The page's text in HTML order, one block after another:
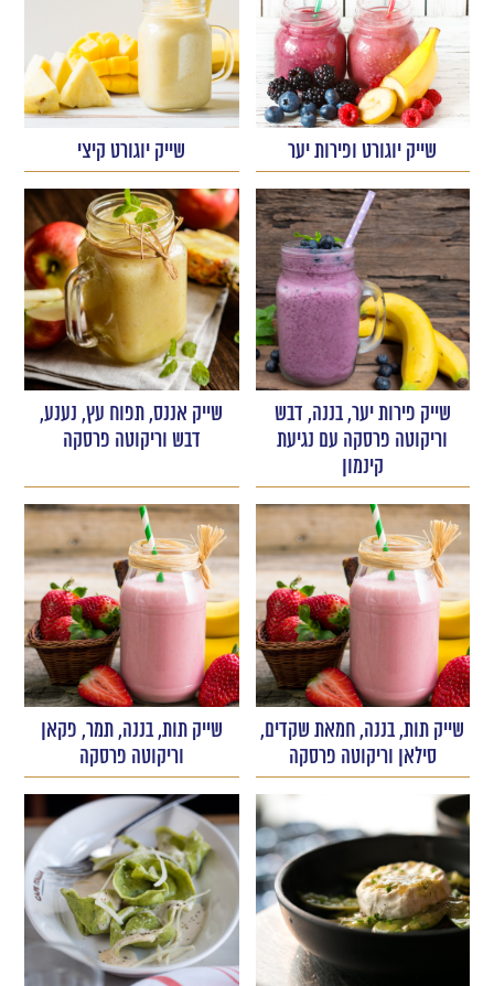
שייק יוגורט ופירות יער שייק יוגורט קיצי
שייק פירות יער, בננה, דבש
וריקוטה פרסקה עם נגיעת
קינמון
שייק אננס, תפוח עץ, נענע,
דבש וריקוטה פרסקה
שייק תות, בננה, חמאת שקדים,
סילאן וריקוטה פרסקה
שייק תות, בננה, תמר, פקאן
וריקוטה פרסקה